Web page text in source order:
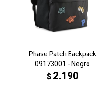
Phase Patch Backpack
09173001 - Negro
$ 2.190